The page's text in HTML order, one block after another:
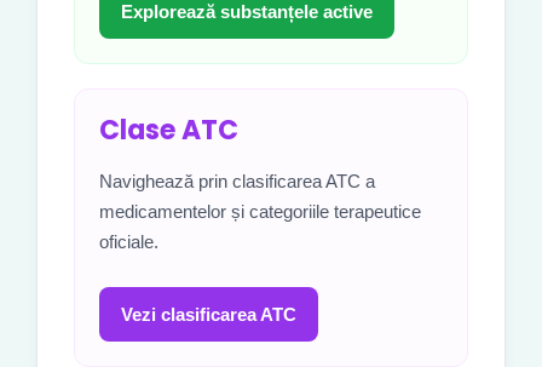
Explorează substanțele active
Clase ATC
Navighează prin clasificarea ATC a
medicamentelor și categoriile terapeutice
oficiale.
Vezi clasificarea ATC